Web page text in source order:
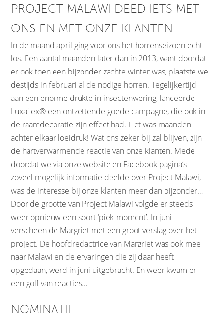
PROJECT MALAWI DEED IETS MET
ONS EN MET ONZE KLANTEN
In de maand april ging voor ons het horrenseizoen echt
los. Een aantal maanden later dan in 2013, want doordat
er ook toen een bijzonder zachte winter was, plaatste we
destijds in februari al de nodige horren. Tegelijkertijd
aan een enorme drukte in insectenwering, lanceerde
Luxaflex® een ontzettende goede campagne, die ook in
de raamdecoratie zijn effect had. Het was maanden
achter elkaar loeidruk! Wat ons zeker bij zal blijven, zijn
de hartverwarmende reactie van onze klanten. Mede
doordat we via onze website en Facebook pagina’s
zoveel mogelijk informatie deelde over Project Malawi,
was de interesse bij onze klanten meer dan bijzonder…
Door de grootte van Project Malawi volgde er steeds
weer opnieuw een soort ‘piek-moment’. In juni
verscheen de Margriet met een groot verslag over het
project. De hoofdredactrice van Margriet was ook mee
naar Malawi en de ervaringen die zij daar heeft
opgedaan, werd in juni uitgebracht. En weer kwam er
een golf van reacties…
NOMINATIE